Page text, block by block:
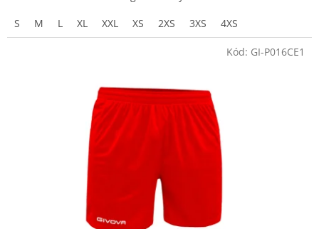
hviezdičiek.
S
M L XL XXL XS 2XS 3XS 4XS
Kód: GI-P016CE1